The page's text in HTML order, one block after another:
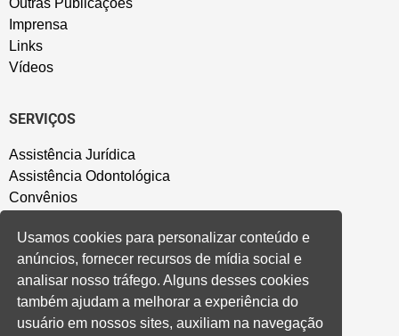
Imprensa
Links
Vídeos
SERVIÇOS
Assistência Jurídica
Assistência Odontológica
Convênios
Salão de Festa
Política de Privacidade
CONVENÇÃO COLETIVA E ACORDOS
Usamos cookies para personalizar conteúdo e
anúncios, fornecer recursos de mídia social e
analisar nosso tráfego. Alguns desses cookies
também ajudam a melhorar a experiência do
usuário em nossos sites, auxiliam na navegação